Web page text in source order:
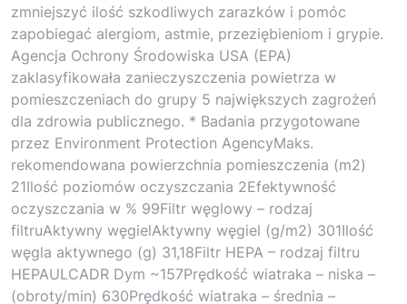
zmniejszyć ilość szkodliwych zarazków i pomóc
zapobiegać alergiom, astmie, przeziębieniom i grypie.
Agencja Ochrony Środowiska USA (EPA)
zaklasyfikowała zanieczyszczenia powietrza w
pomieszczeniach do grupy 5 największych zagrożeń
dla zdrowia publicznego. * Badania przygotowane
przez Environment Protection AgencyMaks.
rekomendowana powierzchnia pomieszczenia (m2)
21Ilość poziomów oczyszczania 2Efektywność
oczyszczania w % 99Filtr węglowy – rodzaj
filtruAktywny węgielAktywny węgiel (g/m2) 301Ilość
węgla aktywnego (g) 31,18Filtr HEPA – rodzaj filtru
HEPAULCADR Dym ~157Prędkość wiatraka – niska –
(obroty/min) 630Prędkość wiatraka – średnia –